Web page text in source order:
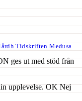
Tidskriften Medusa
ges ut med stöd från
upplevelse.OK Nej